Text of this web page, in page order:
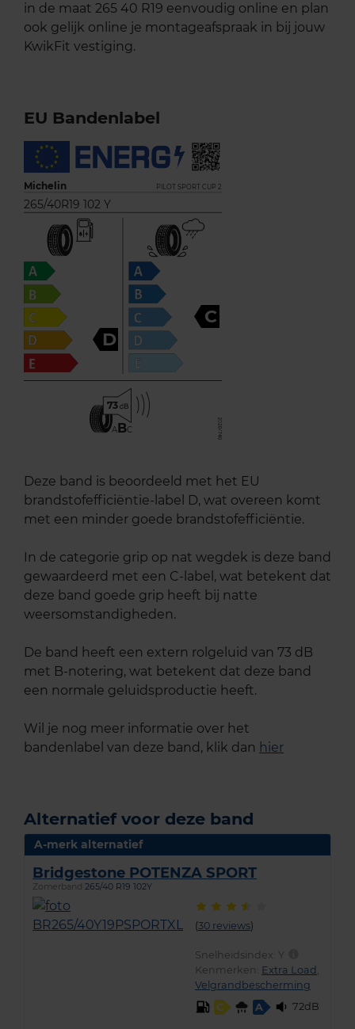
in de maat 265 40 R19 eenvoudig online en plan
ook gelijk online je montageafspraak in bij jouw
KwikFit vestiging.
EU Bandenlabel
Michelin PILOT SPORT CUP 2
265/40R19 102 Y
D
C
73
ABC
Deze band is beoordeeld met het EU
brandstofefficiëntie-label D, wat overeen komt
met een minder goede brandstofefficiëntie.
In de categorie grip op nat wegdek is deze band
gewaardeerd met een C-label, wat betekent dat
deze band goede grip heeft bij natte
weersomstandigheden.
De band heeft een extern rolgeluid van 73 dB
met B-notering, wat betekent dat deze band
een normale geluidsproductie heeft.
Wil je nog meer informatie over het
bandenlabel van deze band, klik dan hier
Alternatief voor deze band
A-merk alternatief
Bridgestone POTENZA SPORT
Zomerband 265/40 R19 102Y
(30 reviews)
Snelheidsindex: Y
Kenmerken: Extra Load
Velgrandbescherming
C
A 72dB